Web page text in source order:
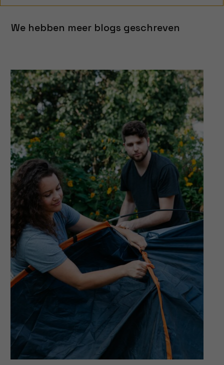
We hebben meer blogs geschreven